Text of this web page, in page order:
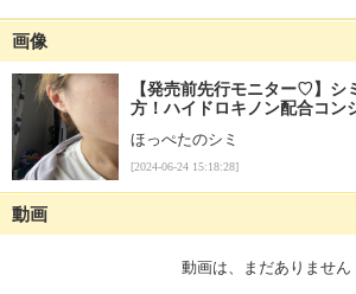
画像
【発売前先行モニター♡】シ
方！ハイドロキノン配合コ
ほっぺたのシミ
[2024-06-24 15:18:28]
動画
動画は、まだありません